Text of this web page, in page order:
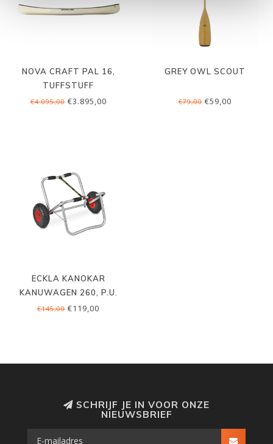
NOVA CRAFT PAL 16,
TUFFSTUFF
€4.095,00€3.895,00
GREY OWL SCOUT
€79,00€59,00
ECKLA KANOKAR
KANUWAGEN 260, P.U.
€145,00 €119,00
SCHRIJF JE IN VOOR ONZE
NIEUWSBRIEF